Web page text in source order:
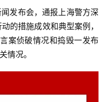
发布会，通报上海警方深
的措施成效和典型案例，
案侦破情况和捣毁一发布
情况。